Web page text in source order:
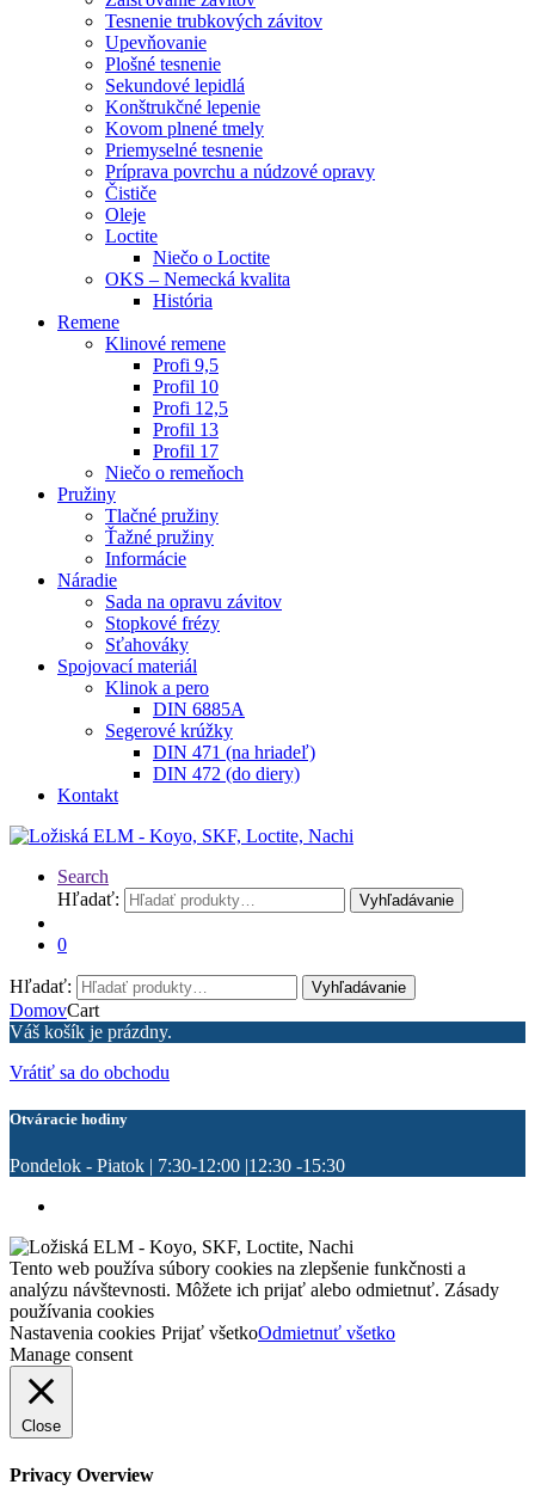
Tesnenie trubkových závitov
Upevňovanie
Plošné tesnenie
Sekundové lepidlá
Konštrukčné lepenie
Kovom plnené tmely
Priemyselné tesnenie
Príprava povrchu a núdzové opravy
Čističe
Oleje
Loctite
Niečo o Loctite
OKS – Nemecká kvalita
História
Remene
Klinové remene
Profi 9,5
Profil 10
Profi 12,5
Profil 13
Profil 17
Niečo o remeňoch
Pružiny
Tlačné pružiny
Ťažné pružiny
Informácie
Náradie
Sada na opravu závitov
Stopkové frézy
Sťahováky
Spojovací materiál
Klinok a pero
DIN 6885A
Segerové krúžky
DIN 471 (na hriadeľ)
DIN 472 (do diery)
Kontakt
Search
Hľadať:
Vyhľadávanie
0
Hľadať: Vyhľadávanie
DomovCart
Váš košík je prázdny.
Vrátiť sa do obchodu
Otváracie hodiny
Pondelok - Piatok | 7:30-12:00 |12:30 -15:30
Tento web používa súbory cookies na zlepšenie funkčnosti a
analýzu návštevnosti. Môžete ich prijať alebo odmietnuť. Zásady
používania cookies
Nastavenia cookies Prijať všetkoOdmietnuť všetko
Manage consent
Close
Privacy Overview